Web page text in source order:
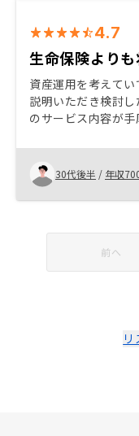
4.7
生命保険より
資産運用を考えて
説明いただき検討
のサービス内容が
生命保険よりも将
ろしくお願いします
30代後半 / 年収
前へ